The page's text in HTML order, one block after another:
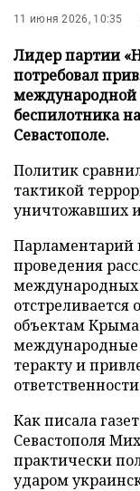
11 июня 2026, 10:35
Лидер партии
потребовал
международной
беспилотника
Севастополе.
Политик
тактикой
уничтожавших
Парламентарий
проведения
международных
объектам
международные
теракту и
Как писала
Севастополя
практически
ударом